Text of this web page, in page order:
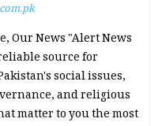
Our News "Alert News
source for
social issues,
and religious
matter to you the most."